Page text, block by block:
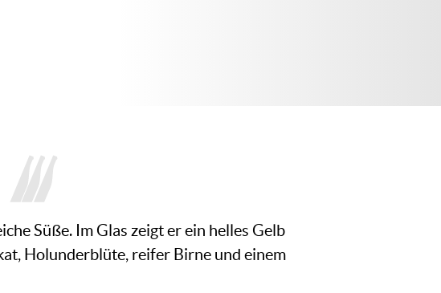
Süße. Im Glas zeigt er ein helles Gelb
Holunderblüte, reifer Birne und einem